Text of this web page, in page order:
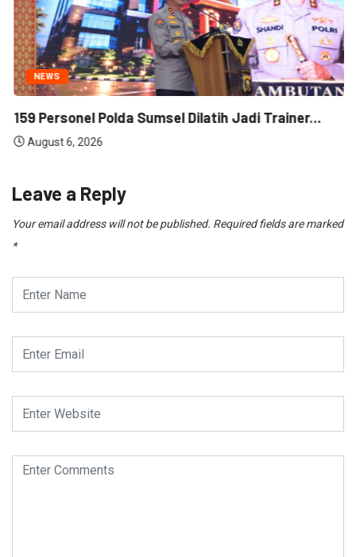
NEWS
159 Personel Polda Sumsel Dilatih Jadi Trainer...
August 6, 2026
Leave a Reply
Your email address will not be published. Required fields are marked
*